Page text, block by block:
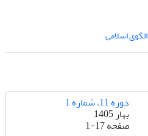
الگوی اسلامی
دوره 11، شماره 1
بهار 1405
صفحه1-17